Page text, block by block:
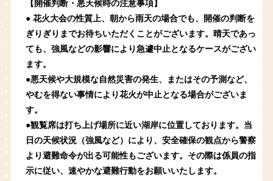
【開催判断・悪天候時の注意事項】
● 花火大会の性質上、朝から雨天の場合でも、開催の判断を
ぎりぎりまでお待ちいただくことがございます。晴天であっ
ても、強風などの影響により急遽中止となるケースがござい
ます。
●悪天候や大規模な自然災害の発生、またはその予測など、
やむを得ない事情により花火が中止となる場合がございま
す。
●観覧席は打ち上げ場所に近い湖岸に位置しております。当
日の天候状況（強風など）により、安全確保の観点から警察
より避難命令が出る可能性もございます。その際は係員の指
示に従い、速やかな避難行動をお願いいたします。